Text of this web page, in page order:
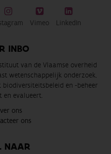
Vimeo LinkedIn
INBO
van de Vlaamse overheid
wetenschappelijk onderzoek,
en -beheer
en evalueert.
ons
ons
NAAR